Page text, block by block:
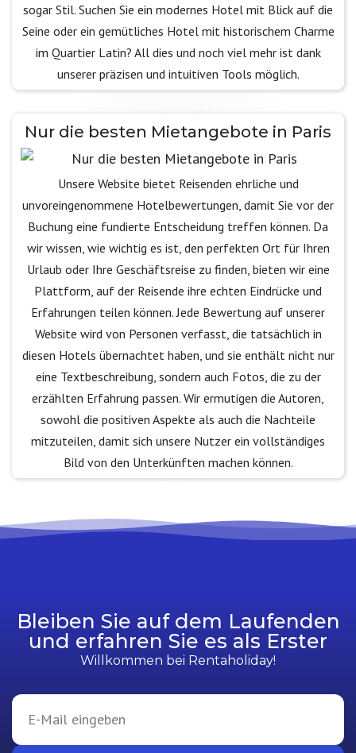
sogar Stil. Suchen Sie ein modernes Hotel mit Blick auf die
Seine oder ein gemütliches Hotel mit historischem Charme
im Quartier Latin? All dies und noch viel mehr ist dank
unserer präzisen und intuitiven Tools möglich.
Nur die besten Mietangebote in Paris
Unsere Website bietet Reisenden ehrliche und
unvoreingenommene Hotelbewertungen, damit Sie vor der
Buchung eine fundierte Entscheidung treffen können. Da
wir wissen, wie wichtig es ist, den perfekten Ort für Ihren
Urlaub oder Ihre Geschäftsreise zu finden, bieten wir eine
Plattform, auf der Reisende ihre echten Eindrücke und
Erfahrungen teilen können. Jede Bewertung auf unserer
Website wird von Personen verfasst, die tatsächlich in
diesen Hotels übernachtet haben, und sie enthält nicht nur
eine Textbeschreibung, sondern auch Fotos, die zu der
erzählten Erfahrung passen. Wir ermutigen die Autoren,
sowohl die positiven Aspekte als auch die Nachteile
mitzuteilen, damit sich unsere Nutzer ein vollständiges
Bild von den Unterkünften machen können.
Bleiben Sie auf dem Laufenden
und erfahren Sie es als Erster
Willkommen bei Rentaholiday!